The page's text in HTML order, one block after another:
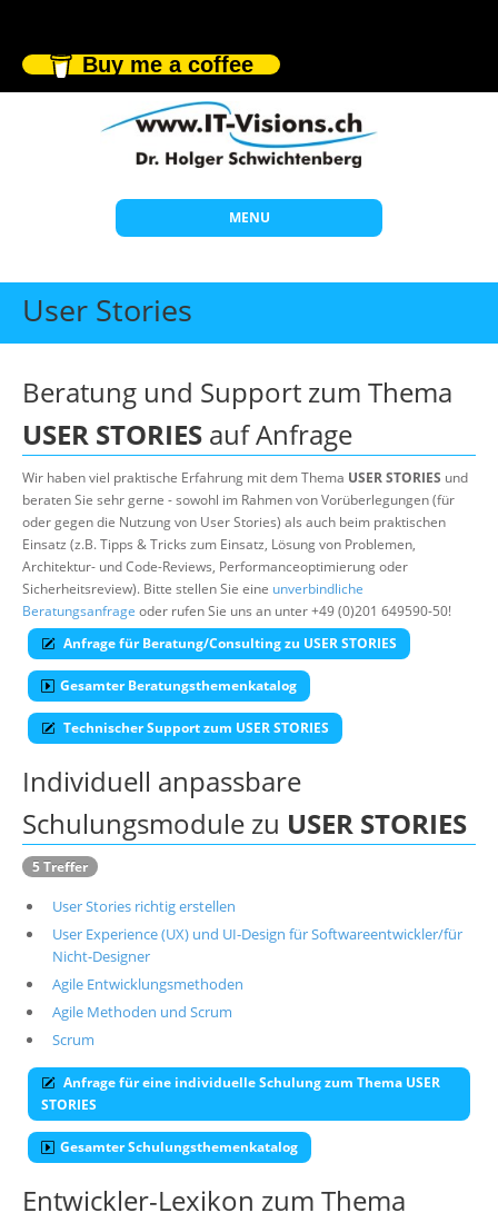
Buy me a coffee
MENU
Start
Themen
Individuelle Schulungen
Offene Seminare
Wissen
Über uns
Suche
User Stories
Beratung und Support zum Thema
USER STORIES auf Anfrage
Wir haben viel praktische Erfahrung mit dem Thema USER STORIES und
beraten Sie sehr gerne - sowohl im Rahmen von Vorüberlegungen (für
oder gegen die Nutzung von User Stories) als auch beim praktischen
Einsatz (z.B. Tipps & Tricks zum Einsatz, Lösung von Problemen,
Architektur- und Code-Reviews, Performanceoptimierung oder
Sicherheitsreview). Bitte stellen Sie eine unverbindliche
Beratungsanfrage oder rufen Sie uns an unter +49 (0)201 649590-50!
Anfrage für Beratung/Consulting zu USER STORIES
Gesamter Beratungsthemenkatalog
Technischer Support zum USER STORIES
Individuell anpassbare
Schulungsmodule zu USER STORIES
5 Treffer
User Stories richtig erstellen
User Experience (UX) und UI-Design für Softwareentwickler/für
Nicht-Designer
Agile Entwicklungsmethoden
Agile Methoden und Scrum
Scrum
Anfrage für eine individuelle Schulung zum Thema USER
STORIES
Gesamter Schulungsthemenkatalog
Entwickler-Lexikon zum Thema